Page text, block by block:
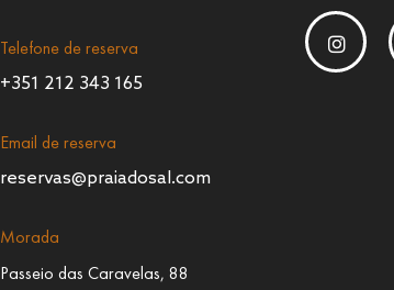
Telefone de reserva
+351 212 343 165
Email de reserva
reservas@praiadosal.com
Morada
Passeio das Caravelas, 88